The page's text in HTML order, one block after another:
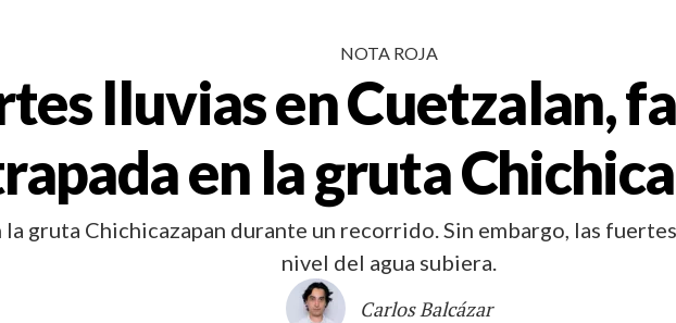
NOTA ROJA
lluvias en Cuetzalan,
en la gruta
gruta Chichicazapan durante un recorrido. Sin embargo, las
nivel del agua subiera.
Carlos Balcázar